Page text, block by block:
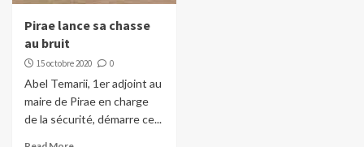
Pirae lance sa chasse
au bruit
15 octobre 2020 0
Abel Temarii, 1er adjoint au
maire de Pirae en charge
de la sécurité, démarre ce...